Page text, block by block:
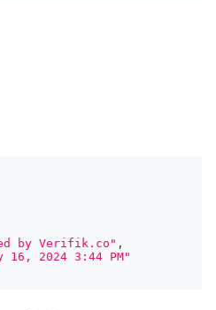
by Verifik.co" ,
16, 2024 3:44 PM"